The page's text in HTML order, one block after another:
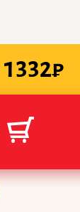
1332₽